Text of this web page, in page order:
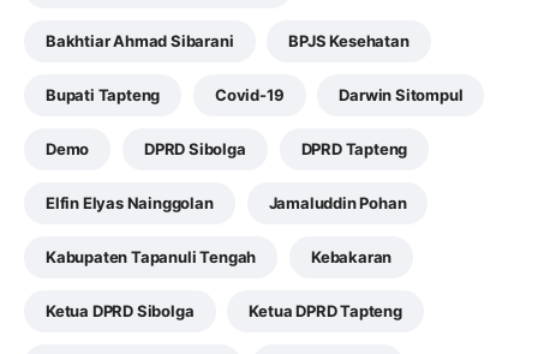
Bakhtiar Ahmad Sibarani BPJS Kesehatan
Bupati Tapteng Covid-19 Darwin Sitompul
Demo DPRD Sibolga DPRD Tapteng
Elfin Elyas Nainggolan Jamaluddin Pohan
Kabupaten Tapanuli Tengah Kebakaran
Ketua DPRD Sibolga Ketua DPRD Tapteng